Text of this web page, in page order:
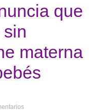
que
materna